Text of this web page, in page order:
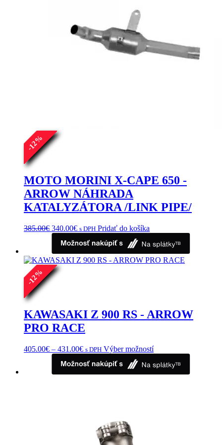
-
12
%
MOTO MORINI X-CAPE 650 -
ARROW NÁHRADA
KATALYZÁTORA /LINK PIPE/
385.00€ Pôvodná
cena
bola:
385.00€.
340.00€Aktuálna
je:
340.00€.
s DPH Pridať do košíka
-
12
%
KAWASAKI Z 900 RS - ARROW
PRO RACE
405.00€ – 431.00€Price
405.00€
through
s DPH Výber možnostíTento
má
viacero